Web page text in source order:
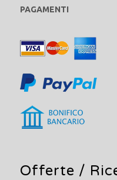
PAGAMENTI
Offerte /